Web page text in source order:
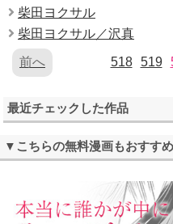
柴田ヨクサル
柴田ヨクサル／沢真
前へ 518 519
最近チェックした作品
▼こちらの無料漫画もおすすめ